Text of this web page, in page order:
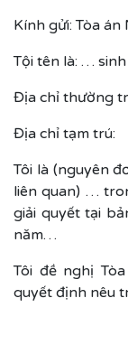
Kính gửi: Tòa án
Tội tên là: …
Địa chỉ thường
Địa chỉ tạm trú:
Tôi là (nguyên
liên quan) …
giải quyết tại
năm…
Tôi đề nghị
quyết định nêu